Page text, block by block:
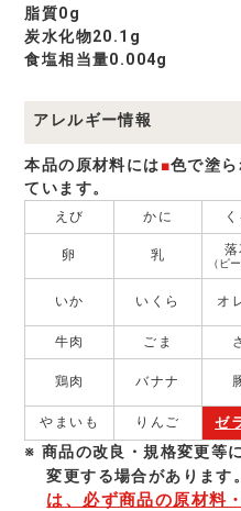
脂質0g
炭水化物20.1g
食塩相当量0.004g
アレルギー情報
本品の原材料には■色で塗
ています。
えび かに
卵 乳 落
（ピ
いか いくら オ
牛肉 ごま
鶏肉 バナナ
やまいも りんご ゼ
商品の改良・規格変更等
変更する場合があります。
は、必ず商品の原材料